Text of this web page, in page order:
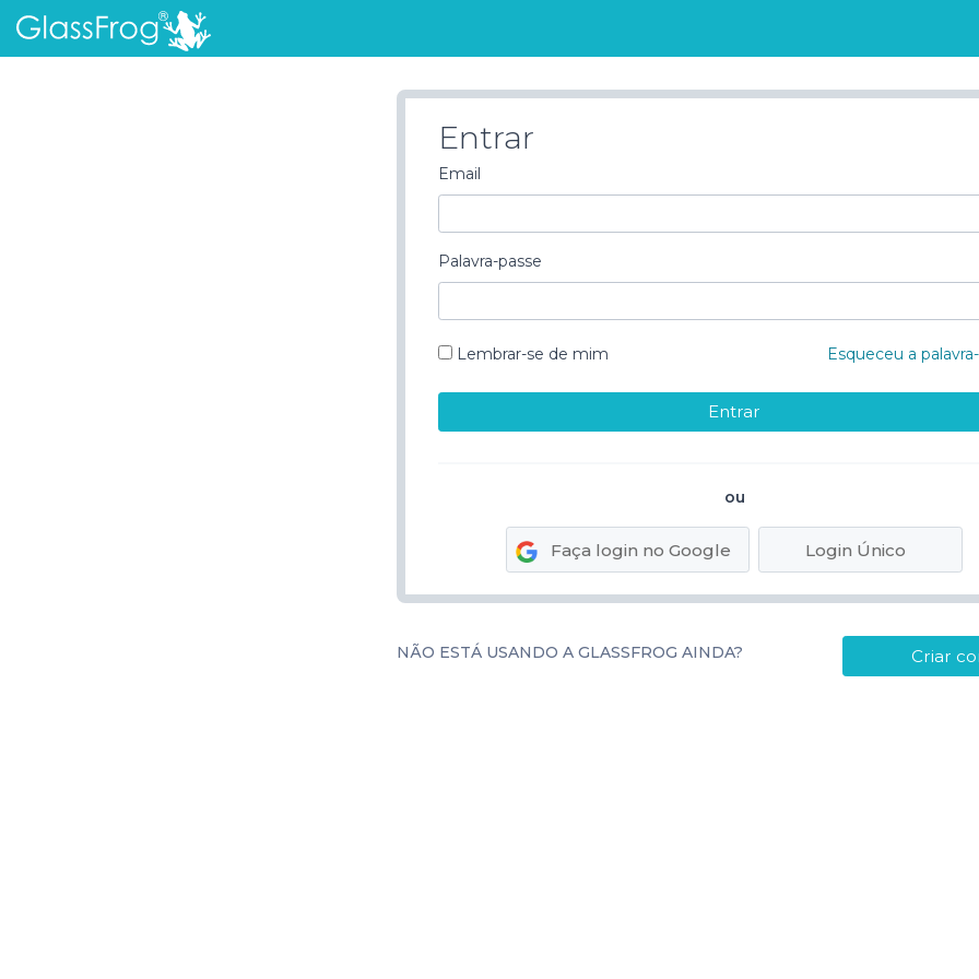
Entrar
Email
Palavra-passe
Lembrar-se de mim Esqueceu a
ou
Faça login no Google Login Único
NÃO ESTÁ USANDO A GLASSFROG AINDA? Criar